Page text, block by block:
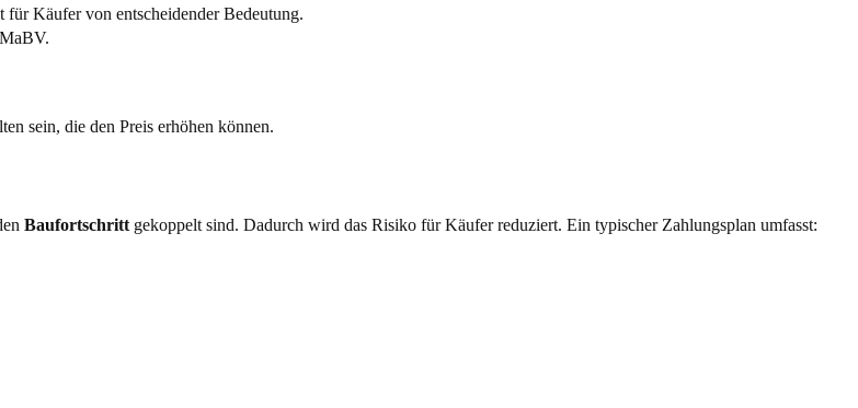
Käufer von entscheidender Bedeutung.
sein, die den Preis erhöhen können.
Baufortschritt gekoppelt sind. Dadurch wird das Risiko für Käufer reduziert. Ein typischer Zahlungsplan umfasst: